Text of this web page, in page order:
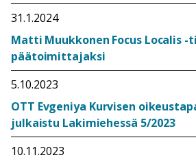
31.1.2024
Matti Muukkonen Focus Localis
päätoimittajaksi
5.10.2023
OTT Evgeniya Kurvisen
julkaistu Lakimiehessä 5/2023
10.11.2023